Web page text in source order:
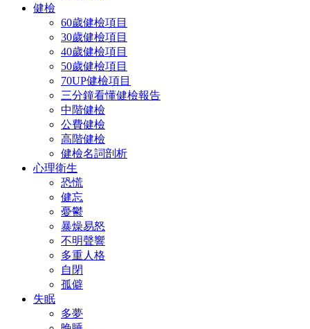
健檢
60歲健檢項目
30歲健檢項目
40歲健檢項目
50歲健檢項目
70UP健檢項目
三分鐘看懂健檢報告
中階健檢
公費健檢
高階健檢
健檢名詞剖析
心理衛生
恐慌
健忘
憂鬱
暴燥易怒
不明聲響
多重人格
自閉
孤僻
失眠
多夢